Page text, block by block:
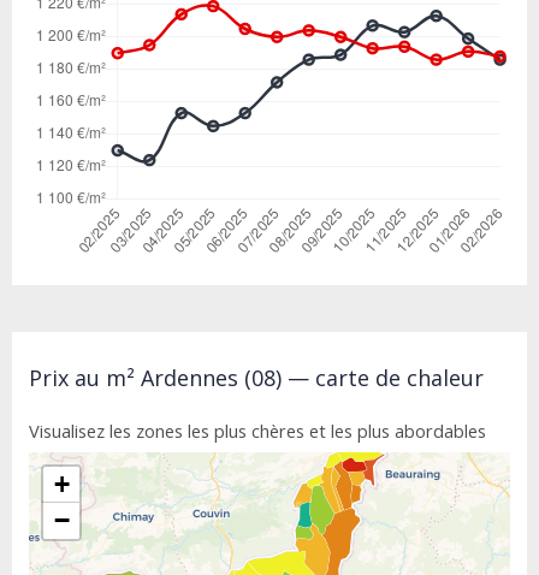
Prix au m² Ardennes (08) — carte de chaleur
Visualisez les zones les plus chères et les plus abordables
+
−